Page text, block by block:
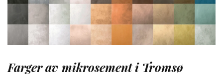
Farger av mikrosement i Tromsø